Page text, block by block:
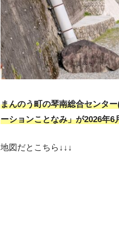
まんのう町の琴南総合センタ
ーションことなみ」が2026年
地図だとこちら↓↓↓